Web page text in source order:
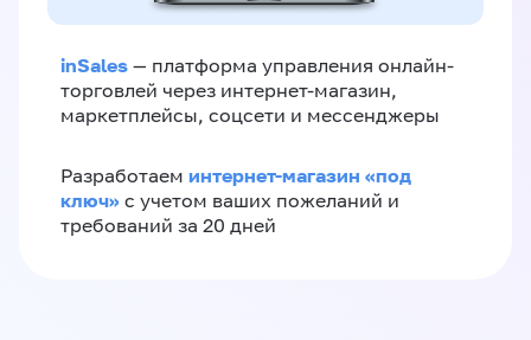
inSales — платформа управления онлайн-
торговлей через интернет-магазин,
маркетплейсы, соцсети и мессенджеры
Разработаем интернет-магазин «‎под
ключ»‎ с учетом ваших пожеланий и
требований за 20 дней